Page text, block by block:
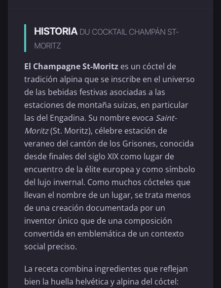
HISTORIA DU COCKTAIL CHAMPÁN ST-
MORITZ
El Champagne St-Moritz es un cóctel de
tradición alpina que se inscribe en el universo
de las bebidas festivas asociadas a las
estaciones de montaña suizas, en particular
las del Engadina. Su nombre evoca Saint-
Moritz(St. Moritz), célebre estación de
veraneo del cantón de los Grisones, conocida
desde finales del siglo XIX como lugar de
encuentro de la élite europea y como símbolo
del lujo invernal. Como muchos cócteles que
llevan el nombre de un lugar, se trata menos
de una creación documentada por un
inventor único que de una composición
convertida en emblemática de un contexto
social preciso.
La receta combina ingredientes que reflejan
bien la huella helvética y alpina del cóctel: